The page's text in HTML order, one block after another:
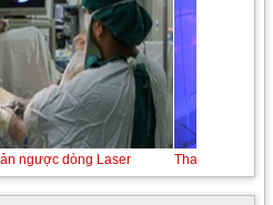
ngược dòng Laser